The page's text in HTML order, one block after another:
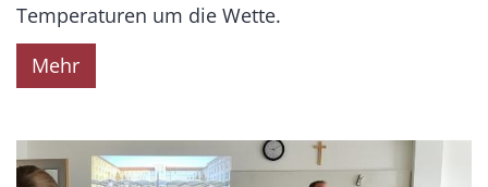
Temperaturen um die Wette.
Mehr